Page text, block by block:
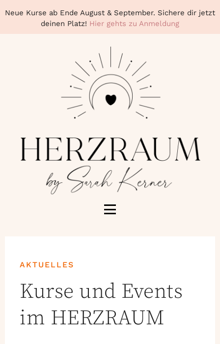
Neue Kurse ab Ende August & September. Sichere dir jetzt
deinen Platz! Hier gehts zu Anmeldung
AKTUELLES
Kurse und Events
im HERZRAUM